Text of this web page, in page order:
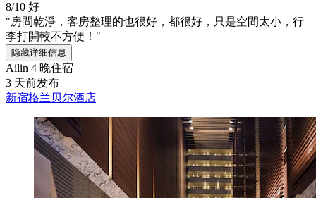
8/10 好
"房間乾淨，客房整理的也很好，都很好，只是空間太小，行
李打開較不方便！"
隐藏详细信息
Ailin 4 晚住宿
3 天前发布
新宿格兰贝尔酒店